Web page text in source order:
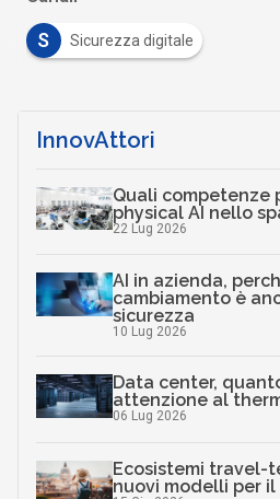
S Sicurezza digitale
InnovAttori
Quali competenze
physical AI nello
22 Lug 2026
AI in azienda,
cambiamento è
sicurezza
10 Lug 2026
Data center,
attenzione al
06 Lug 2026
Ecosistemi travel-
nuovi modelli per il